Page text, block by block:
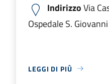
IndirizzoVia
Ospedale S.
LEGGI DI PIÙ